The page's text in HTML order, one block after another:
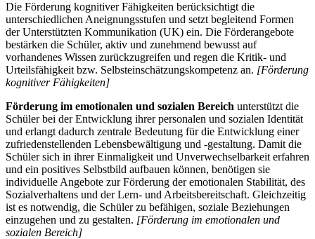
Die Förderung kognitiver Fähigkeiten berücksichtigt die
unterschiedlichen Aneignungsstufen und setzt begleitend Formen
der Unterstützten Kommunikation (UK) ein. Die Förderangebote
bestärken die Schüler, aktiv und zunehmend bewusst auf
vorhandenes Wissen zurückzugreifen und regen die Kritik- und
Urteilsfähigkeit bzw. Selbsteinschätzungskompetenz an. [Förderung
kognitiver Fähigkeiten]
Förderung im emotionalen und sozialen Bereich unterstützt die
Schüler bei der Entwicklung ihrer personalen und sozialen Identität
und erlangt dadurch zentrale Bedeutung für die Entwicklung einer
zufriedenstellenden Lebensbewältigung und -gestaltung. Damit die
Schüler sich in ihrer Einmaligkeit und Unverwechselbarkeit erfahren
und ein positives Selbstbild aufbauen können, benötigen sie
individuelle Angebote zur Förderung der emotionalen Stabilität, des
Sozialverhaltens und der Lern- und Arbeitsbereitschaft. Gleichzeitig
ist es notwendig, die Schüler zu befähigen, soziale Beziehungen
einzugehen und zu gestalten. [Förderung im emotionalen und
sozialen Bereich]